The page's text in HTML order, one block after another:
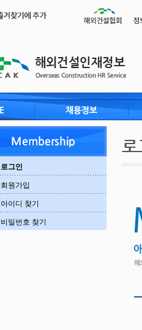
로그인
회원가입
아이디 찾기
비밀번호 찾기